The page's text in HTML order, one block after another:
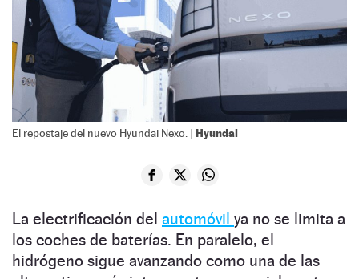
El repostaje del nuevo Hyundai Nexo. | Hyundai
La electrificación del automóvil ya no se limita a
los coches de baterías. En paralelo, el
hidrógeno sigue avanzando como una de las